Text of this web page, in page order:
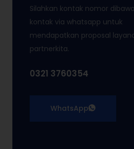
Silahkan kontak nomor
kontak via whatsapp untuk
mendapatkan proposal
partnerkita.
0321 3760354
WhatsApp